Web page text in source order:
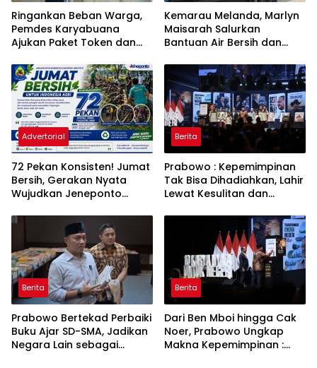
Ringankan Beban Warga,
Pemdes Karyabuana
Ajukan Paket Token dan
PLN
Kemarau Melanda, Marlyn
Maisarah Salurkan
Bantuan Air Bersih dan
Babakan Madang
Advertorial
72 Pekan Konsisten! Jumat
Bersih, Gerakan Nyata
Wujudkan Jeneponto
ASRI
Berita
Prabowo : Kepemimpinan
Tak Bisa Dihadiahkan, Lahir
Lewat Kesulitan dan
Berita
Prabowo Bertekad Perbaiki
Buku Ajar SD-SMA, Jadikan
Negara Lain sebagai
Berita
Dari Ben Mboi hingga Cak
Noer, Prabowo Ungkap
Makna Kepemimpinan :